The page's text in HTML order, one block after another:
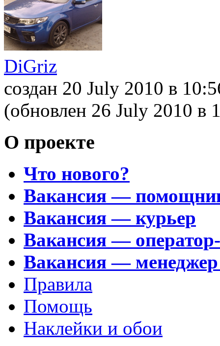
DiGriz
создан 20 July 2010 в
(обновлен 26 July 2010 в
О проекте
Что нового?
Вакансия —
Вакансия — курьер
Вакансия —
Вакансия —
Правила
Помощь
Наклейки и обои